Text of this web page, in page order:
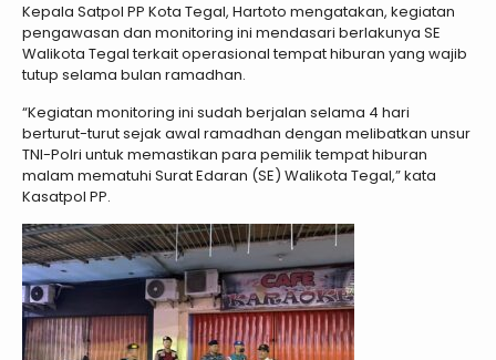
Kepala Satpol PP Kota Tegal, Hartoto mengatakan, kegiatan
pengawasan dan monitoring ini mendasari berlakunya SE
Walikota Tegal terkait operasional tempat hiburan yang wajib
tutup selama bulan ramadhan.
“Kegiatan monitoring ini sudah berjalan selama 4 hari
berturut-turut sejak awal ramadhan dengan melibatkan unsur
TNI-Polri untuk memastikan para pemilik tempat hiburan
malam mematuhi Surat Edaran (SE) Walikota Tegal,” kata
Kasatpol PP.